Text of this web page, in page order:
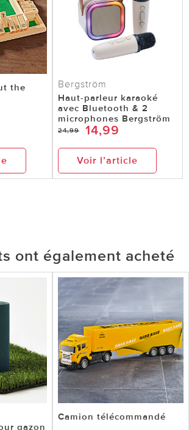
the
Bergström
Haut-parleur karaoké
avec Bluetooth & 2
microphones Bergström
24,99 14,99
Voir l’article
ont également acheté
gazon
Camion télécommandé